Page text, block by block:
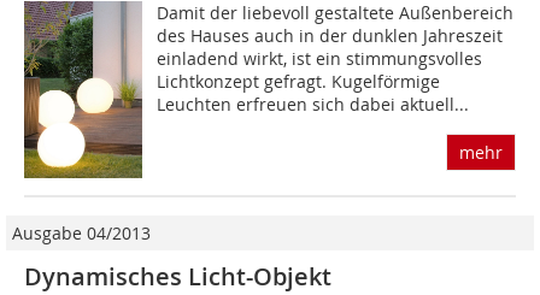
Damit der liebevoll gestaltete Außenbereich
des Hauses auch in der dunklen Jahreszeit
einladend wirkt, ist ein stimmungsvolles
Lichtkonzept gefragt. Kugelförmige
Leuchten erfreuen sich dabei aktuell...
mehr
Ausgabe 04/2013
Dynamisches Licht-Objekt